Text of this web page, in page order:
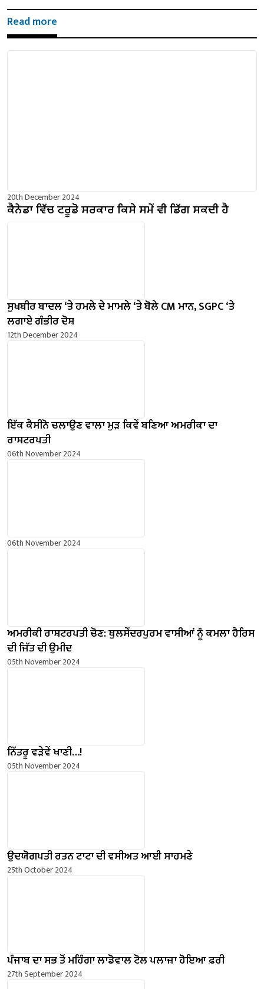
Read more
20th December 2024
ਕੈਨੇਡਾ ਵਿੱਚ ਟਰੂਡੋ ਸਰਕਾਰ ਕਿਸੇ ਸਮੇਂ ਵੀ ਡਿੱਗ ਸਕਦੀ ਹੈ
ਸੁਖਬੀਰ ਬਾਦਲ ‘ਤੇ ਹਮਲੇ ਦੇ ਮਾਮਲੇ ‘ਤੇ ਬੋਲੇ ​​CM ਮਾਨ, SGPC ‘ਤੇ
ਲਗਾਏ ਗੰਭੀਰ ਦੋਸ਼
12th December 2024
ਇੱਕ ਕੈਸੀਨੋ ਚਲਾਉਣ ਵਾਲਾ ਮੁੜ ਕਿਵੇਂ ਬਣਿਆ ਅਮਰੀਕਾ ਦਾ
ਰਾਸ਼ਟਰਪਤੀ
06th November 2024
06th November 2024
ਅਮਰੀਕੀ ਰਾਸ਼ਟਰਪਤੀ ਚੋਣ: ਥੁਲਸੇਂਦਰਪੁਰਮ ਵਾਸੀਆਂ ਨੂੰ ਕਮਲਾ ਹੈਰਿਸ
ਦੀ ਜਿੱਤ ਦੀ ਉਮੀਦ
05th November 2024
ਨਿੱਤਰੂ ਵੜੇਵੇਂ ਖਾਣੀ…!
05th November 2024
ਉਦਯੋਗਪਤੀ ਰਤਨ ਟਾਟਾ ਦੀ ਵਸੀਅਤ ਆਈ ਸਾਹਮਣੇ
25th October 2024
ਪੰਜਾਬ ਦਾ ਸਭ ਤੋਂ ਮਹਿੰਗਾ ਲਾਡੋਵਾਲ ਟੋਲ ਪਲਾਜ਼ਾ ਹੋਇਆ ਫ਼ਰੀ
27th September 2024